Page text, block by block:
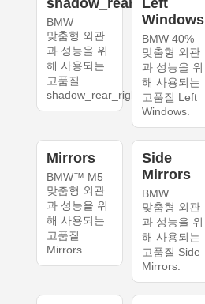
shadow_rear_right
BMW
맞춤형 외관
과 성능을 위
해 사용되는
고품질
shadow_rear_right.
Left
Windows
BMW 40%
맞춤형 외관
과 성능을 위
해 사용되는
고품질 Left
Windows.
Mirrors
BMW™ M5
맞춤형 외관
과 성능을 위
해 사용되는
고품질
Mirrors.
Side
Mirrors
BMW
맞춤형 외관
과 성능을 위
해 사용되는
고품질 Side
Mirrors.